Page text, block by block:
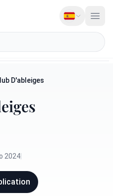
D'ableiges
2024